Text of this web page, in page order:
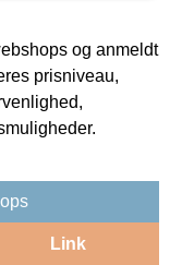
og anmeldt
prisniveau,
Link